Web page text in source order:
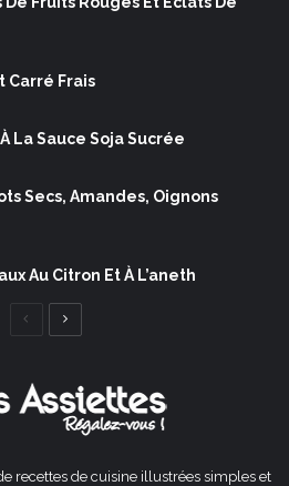
Carré Frais
La Sauce Soja Sucrée
Secs, Amandes, Oignons
Au Citron Et À L’aneth
Page
recettes de cuisine illustrées simples et